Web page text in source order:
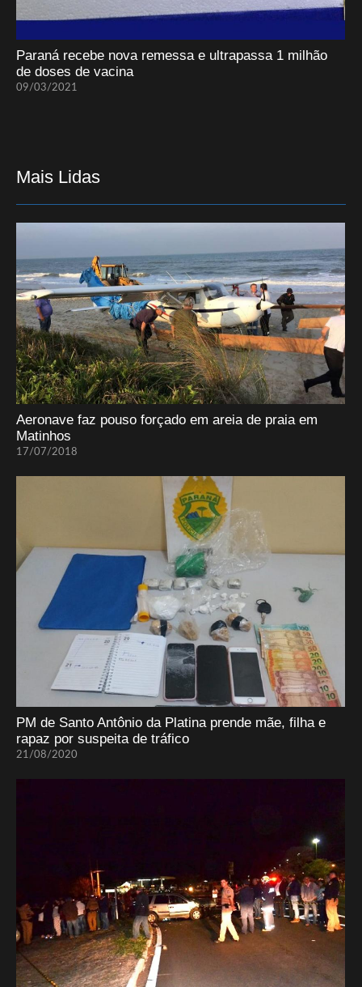
Paraná recebe nova remessa e ultrapassa 1 milhão
de doses de vacina
09/03/2021
Mais Lidas
Aeronave faz pouso forçado em areia de praia em
Matinhos
17/07/2018
PM de Santo Antônio da Platina prende mãe, filha e
rapaz por suspeita de tráfico
21/08/2020